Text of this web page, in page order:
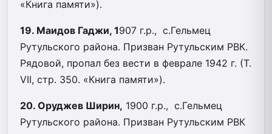
«Книга памяти»).
19. Маидов Гаджи, 1907 г.р., с.Гельмец
Рутульского района. Призван Рутульским РВК.
Рядовой, пропал без вести в феврале 1942 г. (Т.
VII, стр. 350. «Книга памяти»).
20. Оруджев Ширин, 1900 г.р., с.Гельмец
Рутульского района. Призван Рутульским РВК